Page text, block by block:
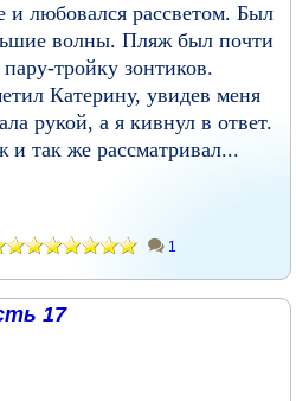
и любовался рассветом. Был
волны. Пляж был почти
тройку зонтиков.
Катерину, увидев меня
рукой, а я кивнул в ответ.
и так же рассматривал...
1
17